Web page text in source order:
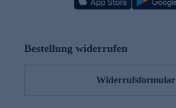
Bestellung widerrufen
Widerrufsformular